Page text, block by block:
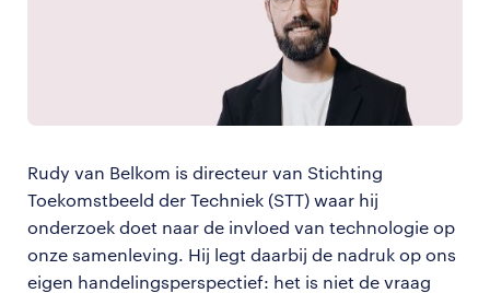
Rudy van Belkom is directeur van Stichting
Toekomstbeeld der Techniek (STT) waar hij
onderzoek doet naar de invloed van technologie op
onze samenleving. Hij legt daarbij de nadruk op ons
eigen handelingsperspectief: het is niet de vraag